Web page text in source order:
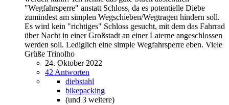
"Wegfahrsperre" anstatt Schloss, da es potentielle Diebe
zumindest am simplen Wegschieben/Wegtragen hindern soll.
Es wird kein "richtiges" Schloss gesucht, mit dem das Fahrrad
über Nacht in einer Großstadt an einer Laterne angeschlossen
werden soll. Lediglich eine simple Wegfahrsperre eben. Viele
Grüße Trinolho
24. Oktober 2022
42 Antworten
diebstahl
bikepacking
(und 3 weitere)